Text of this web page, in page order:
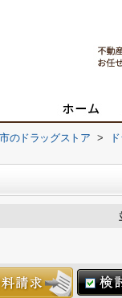
のドラッグストア >